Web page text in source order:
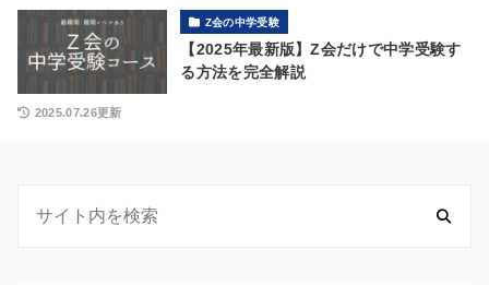
Z会の中学受験
【2025年最新版】Z会だけで中学受験す
る方法を完全解説
2025.07.26更新